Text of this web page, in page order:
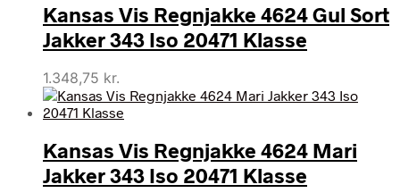
Kansas Vis Regnjakke 4624 Gul Sort
Jakker 343 Iso 20471 Klasse
1.348,75 kr.
Kansas Vis Regnjakke 4624 Mari
Jakker 343 Iso 20471 Klasse